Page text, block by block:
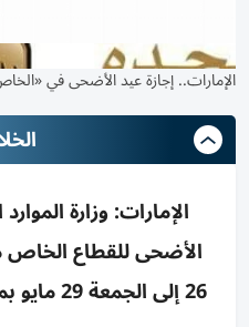
الإمارات.. إجازة عيد الأضحى في «الخاص» من الثلاثاء
الإمارات: وزارة
الأضحى للقطاع الخاص
26 إلى الجمعة 29 مايو بمناسبة وقفة عرفة والعيد